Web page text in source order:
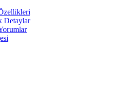
Detaylar